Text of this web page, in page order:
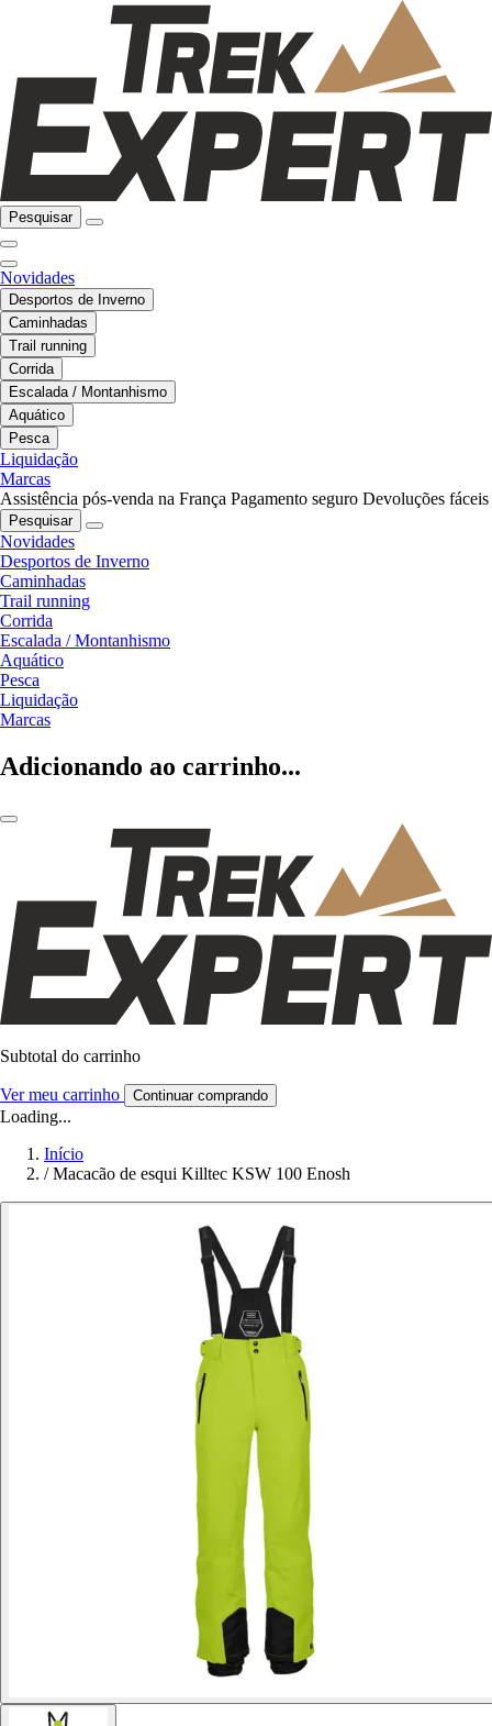
Pesquisar
Novidades
Desportos de Inverno
Caminhadas
Trail running
Corrida
Escalada / Montanhismo
Aquático
Pesca
Liquidação
Marcas
Assistência pós-venda na França Pagamento seguro Devoluções fáceis
Pesquisar
Novidades
Desportos de Inverno
Caminhadas
Trail running
Corrida
Escalada / Montanhismo
Aquático
Pesca
Liquidação
Marcas
Adicionando ao carrinho...
Subtotal do carrinho
Ver meu carrinho Continuar comprando
Loading...
Início
/ Macacão de esqui Killtec KSW 100 Enosh